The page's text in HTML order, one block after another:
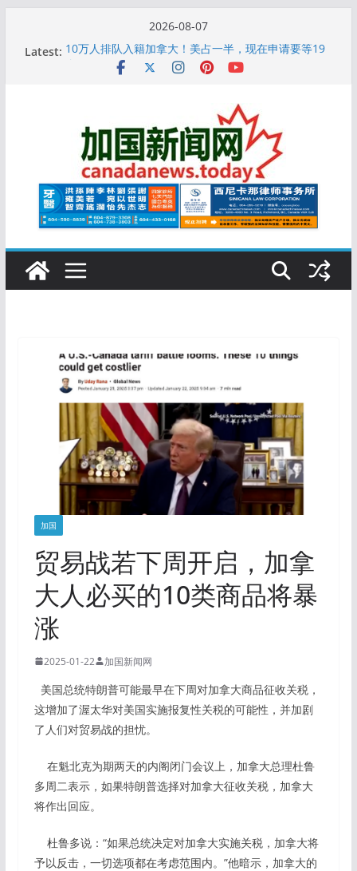
2026-08-07
Latest: 10万人排队入籍加拿大！美占一半，现在申请要等19
安省16岁少女当街遭围殴, 打成脑震荡! 大批人起哄拍
特鲁多半裸与水果姐海滩激吻! 热恋一年感情持续升温
更多名校恢复SAT 考试，新学年大学申请开跑7个大不
加国
贸易战若下周开启，加拿
大人必买的10类商品将暴
涨
2025-01-22 加国新闻网
美国总统特朗普可能最早在下周对加拿大商品征收关税，
这增加了渥太华对美国实施报复性关税的可能性，并加剧
了人们对贸易战的担忧。
在魁北克为期两天的内阁闭门会议上，加拿大总理杜鲁
多周二表示，如果特朗普选择对加拿大征收关税，加拿大
将作出回应。
杜鲁多说：“如果总统决定对加拿大实施关税，加拿大将
予以反击，一切选项都在考虑范围内。”他暗示，加拿大的